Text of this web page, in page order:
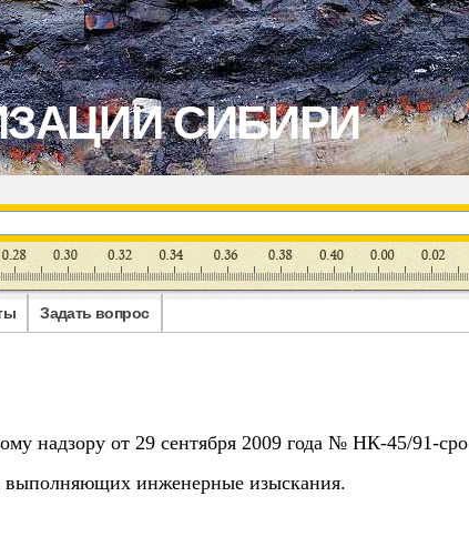
СИБИРИ
Задать вопрос
надзору от 29 сентября 2009 года № НК-45/91-сро
выполняющих инженерные изыскания.